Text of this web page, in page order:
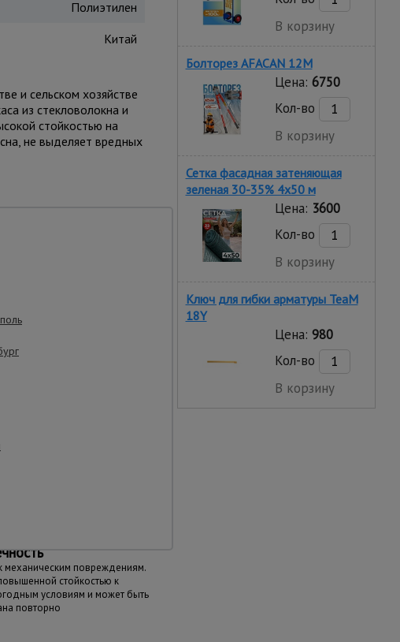
Полиэтилен
Китай
и сельском хозяйстве
из стекловолокна и
стойкостью на
не выделяет вредных
механическим повреждениям.
стойкостью к
условиям и может быть
повторно
В корзину
Болторез AFACAN 12M
Цена: 6750
Кол-во
В корзину
Сетка фасадная затеняющая
зеленая 30-35% 4х50 м
Цена: 3600
Кол-во
В корзину
Ключ для гибки арматуры TeaM
18Y
Цена: 980
Кол-во
В корзину